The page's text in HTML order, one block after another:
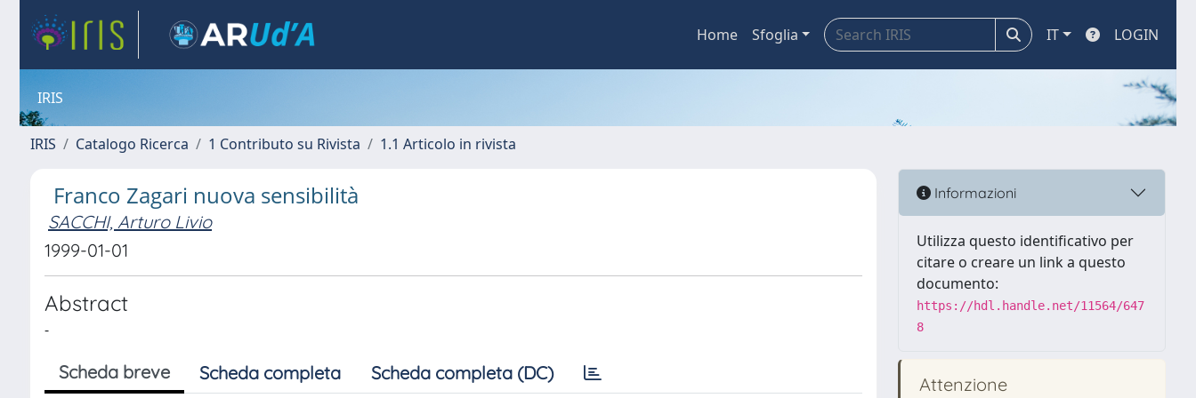
Home Sfoglia IT LOGIN
IRIS
IRIS Catalogo Ricerca 1 Contributo su Rivista 1.1 Articolo in rivista
Franco Zagari nuova sensibilità
SACCHI, Arturo Livio
1999-01-01
Abstract
-
Scheda breve Scheda completa Scheda completa (DC)
Informazioni
Utilizza questo identificativo per
citare o creare un link a questo
documento:
https://hdl.handle.net/11564/647
8
Attenzione